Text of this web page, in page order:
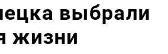
выбрали
жизни